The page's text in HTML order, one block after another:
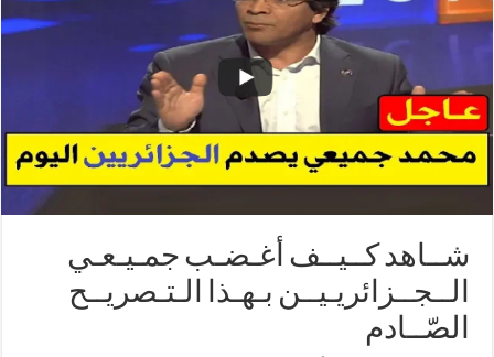
كــيــف أغـضـب جمـيـعـي
بـهـذا الـتـصريــح